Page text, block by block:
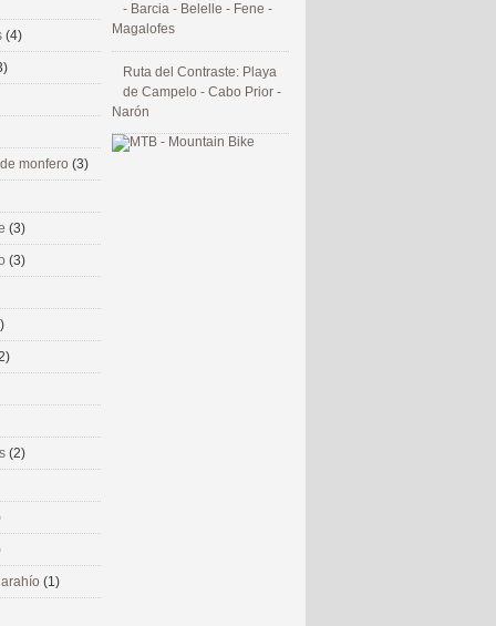
- Barcia - Belelle - Fene -
Magalofes
Ruta del Contraste: Playa
de Campelo - Cabo Prior -
Narón
(4)
monfero (3)
(3)
(3)
(2)
(1)